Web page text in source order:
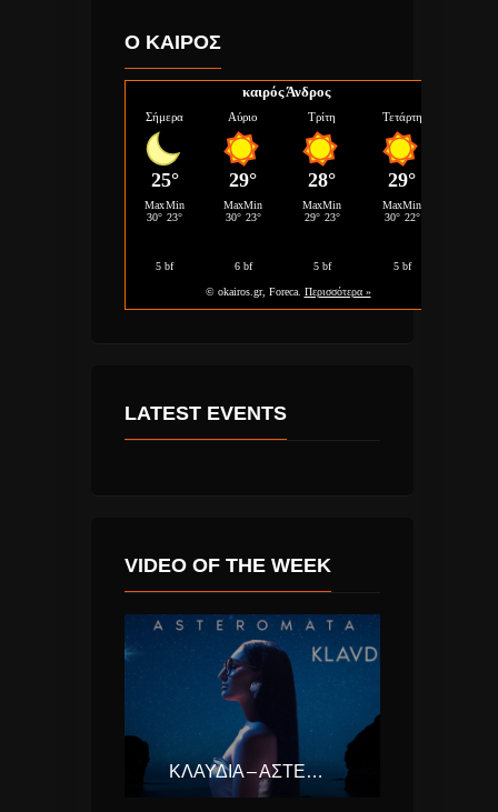
Ο ΚΑΙΡΟΣ
καιρός Άνδρος
LATEST EVENTS
VIDEO OF THE WEEK
ΚΛΑΥΔΊΑ – ΑΣΤΕΡΟΜΆΤΑ (EUROVISION ΕΛΛΆΔΑ 2025)